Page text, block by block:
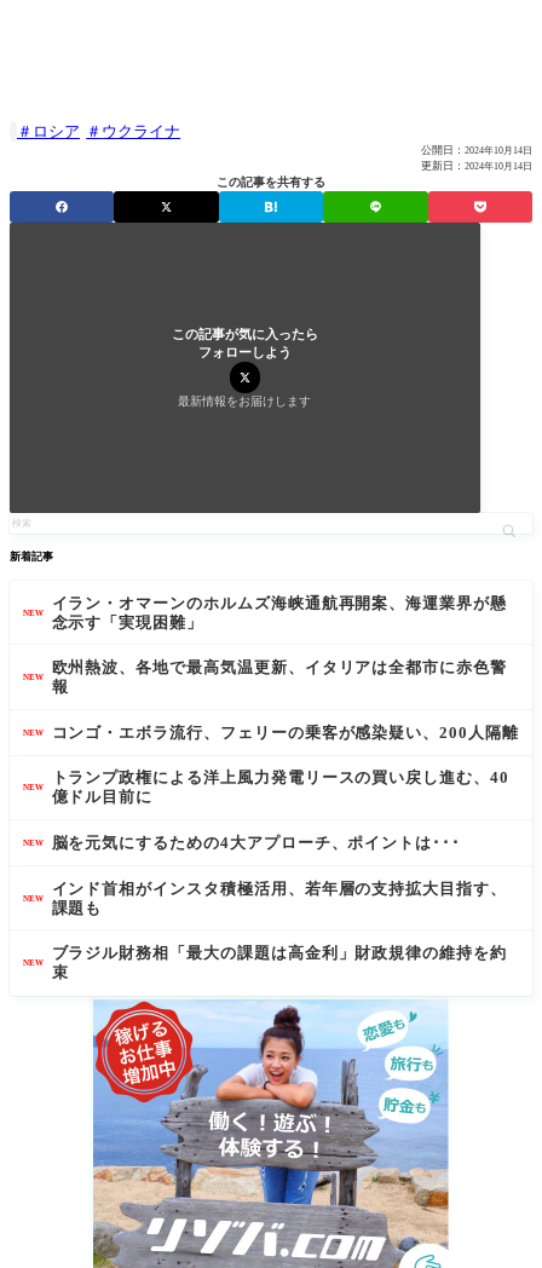
ロシア ウクライナ
公開日： 2024年10月14日
更新日： 2024年10月14日
この記事を共有する
この記事が気に入ったら
フォローしよう
最新情報をお届けします
新着記事
NEW
イラン・オマーンのホルムズ海峡通航再開案、海運業界が懸
念示す「実現困難」
NEW
欧州熱波、各地で最高気温更新、イタリアは全都市に赤色警
報
NEW コンゴ・エボラ流行、フェリーの乗客が感染疑い、200人隔離
NEW
トランプ政権による洋上風力発電リースの買い戻し進む、40
億ドル目前に
NEW 脳を元気にするための4大アプローチ、ポイントは･･･
NEW
インド首相がインスタ積極活用、若年層の支持拡大目指す、
課題も
NEW
ブラジル財務相「最大の課題は高金利」財政規律の維持を約
束